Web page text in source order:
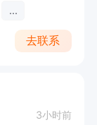
...
去联系
3小时前